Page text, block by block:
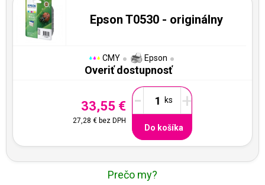
Epson T0530 - originálny
CMY Epson
Overiť dostupnosť
33,55 €
27,28 € bez DPH
- +
Do košíka
Prečo my?